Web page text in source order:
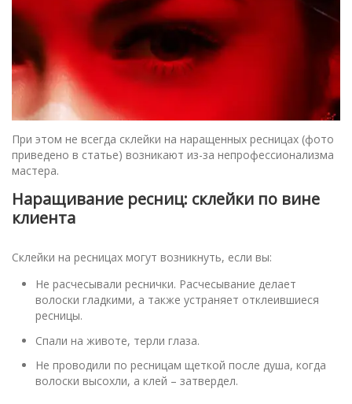
При этом не всегда склейки на наращенных ресницах (фото
приведено в статье) возникают из-за непрофессионализма
мастера.
Наращивание ресниц: склейки по вине
клиента
Склейки на ресницах могут возникнуть, если вы:
Не расчесывали реснички. Расчесывание делает
волоски гладкими, а также устраняет отклеившиеся
ресницы.
Спали на животе, терли глаза.
Не проводили по ресницам щеткой после душа, когда
волоски высохли, а клей – затвердел.